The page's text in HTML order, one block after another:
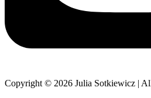
Copyright © 2026 Julia Sotkiewicz |